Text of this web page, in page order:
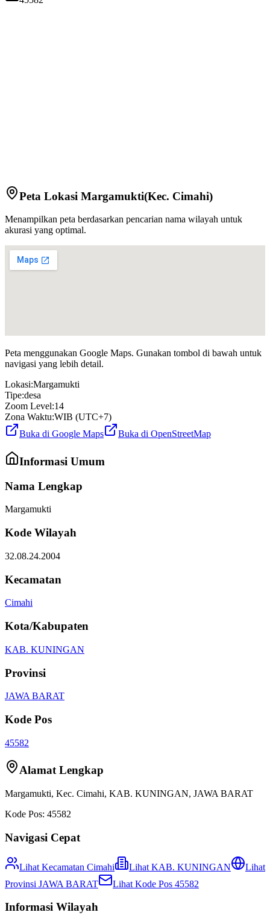
Peta Lokasi Margamukti(Kec. Cimahi)
Menampilkan peta berdasarkan pencarian nama wilayah untuk
akurasi yang optimal.
Peta menggunakan Google Maps. Gunakan tombol di bawah untuk
navigasi yang lebih detail.
Lokasi:Margamukti
Tipe:desa
Zoom Level:14
Zona Waktu:WIB (UTC+7)
Buka di Google Maps
Buka di OpenStreetMap
Informasi Umum
Nama Lengkap
Margamukti
Kode Wilayah
32.08.24.2004
Kecamatan
Cimahi
Kota/Kabupaten
KAB. KUNINGAN
Provinsi
JAWA BARAT
Kode Pos
45582
Alamat Lengkap
Margamukti, Kec. Cimahi, KAB. KUNINGAN, JAWA BARAT
Kode Pos: 45582
Navigasi Cepat
Lihat Kecamatan Cimahi Lihat KAB. KUNINGAN
Lihat
Provinsi JAWA BARAT Lihat Kode Pos 45582
Informasi Wilayah